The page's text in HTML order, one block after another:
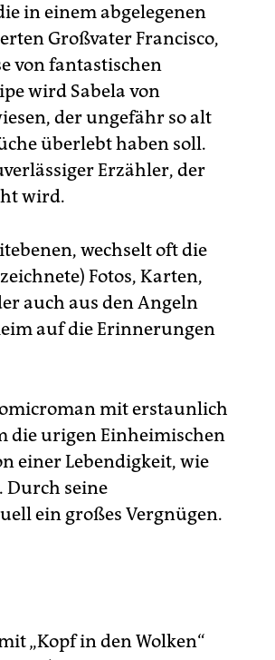
in einem abgelegenen
Großvater Francisco,
von fantastischen
wird Sabela von
der ungefähr so alt
überlebt haben soll.
Erzähler, der
wird.
wechselt oft die
Fotos, Karten,
auch aus den Angeln
auf die Erinnerungen
mit erstaunlich
die urigen Einheimischen
einer Lebendigkeit, wie
Durch seine
ein großes Vergnügen.
„Kopf in den Wolken“